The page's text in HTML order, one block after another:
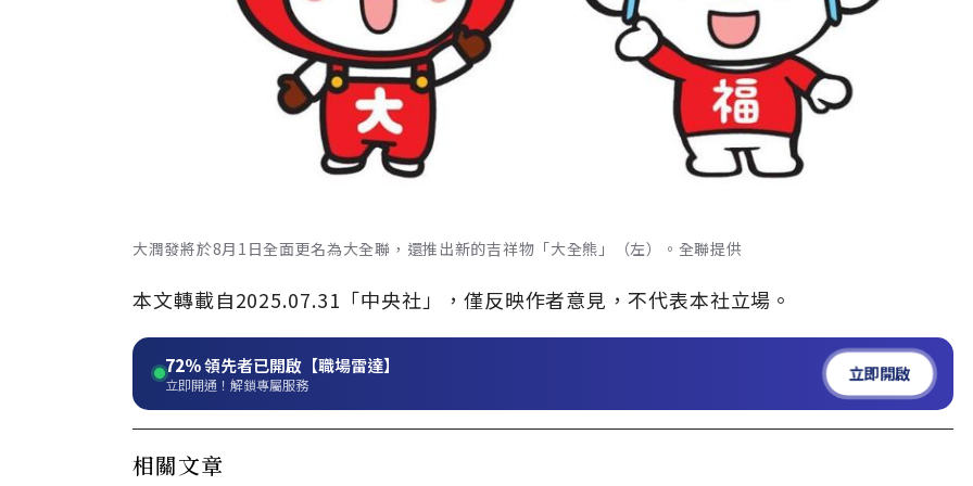
大潤發將於8月1日全面更名為大全聯，還推出新的吉祥物「大全熊」（左）。全聯提供
本文轉載自2025.07.31「中央社」，僅反映作者意見，不代表本社立場。
72%領先者已開啟【職場雷達】
立即開通！解鎖專屬服務
立即開啟
相關文章